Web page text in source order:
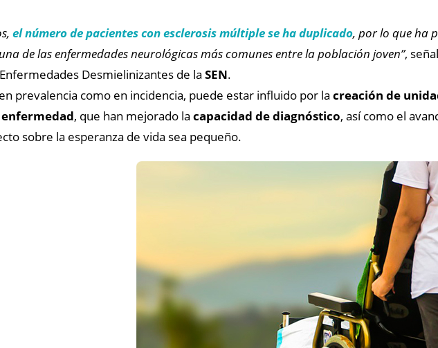
el número de pacientes con esclerosis múltiple se ha duplicado, por lo que ha
de las enfermedades neurológicas más comunes entre la población joven”,
Desmielinizantes de la SEN.
prevalencia como en incidencia, puede estar influido por la creación de
, que han mejorado la capacidad de diagnóstico, así como el
sobre la esperanza de vida sea pequeño.